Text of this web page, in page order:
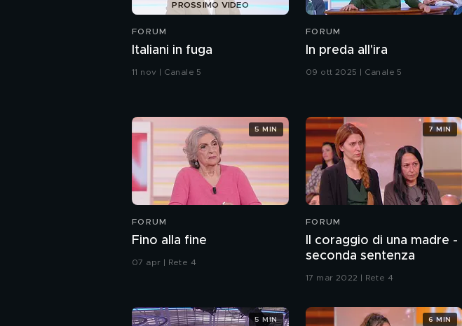
PROSSIMO VIDEO
FORUM
Italiani in fuga
11 nov | Canale 5
FORUM
In preda all'ira
09 ott 2025 | Canale 5
FORUM
Fino alla fine
07 apr | Rete 4
5 MIN
FORUM
Il coraggio di una madre -
seconda sentenza
17 mar 2022 | Rete 4
7 MIN
5 MIN 6 MIN